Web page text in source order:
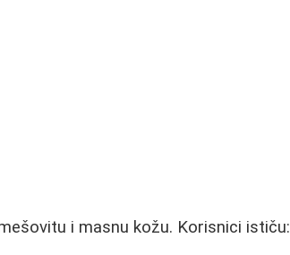
i masnu kožu. Korisnici ističu: